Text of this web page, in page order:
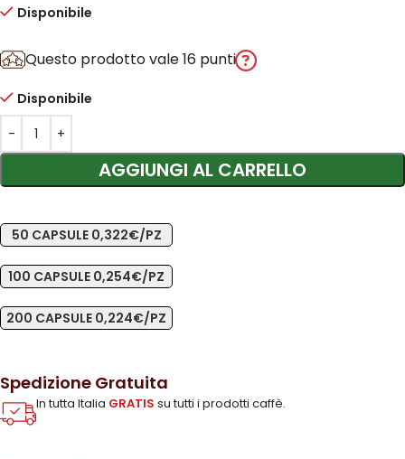
Disponibile
Questo prodotto vale 16 punti
Disponibile
AGGIUNGI AL CARRELLO
50 CAPSULE 0,322€/PZ
100 CAPSULE 0,254€/PZ
200 CAPSULE 0,224€/PZ
Spedizione Gratuita
In tutta Italia GRATIS su tutti i prodotti caffè.